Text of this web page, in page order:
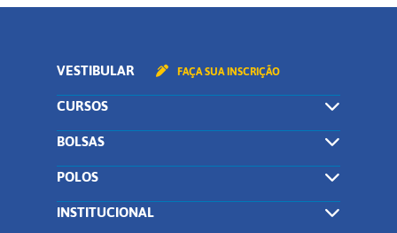
VESTIBULAR FAÇA SUA INSCRIÇÃO
CURSOS
BOLSAS
POLOS
INSTITUCIONAL